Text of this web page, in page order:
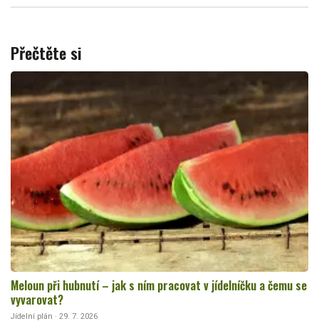
Přečtěte si
Meloun při hubnutí – jak s ním pracovat v jídelníčku a čemu se
vyvarovat?
Jídelní plán · 29. 7. 2026